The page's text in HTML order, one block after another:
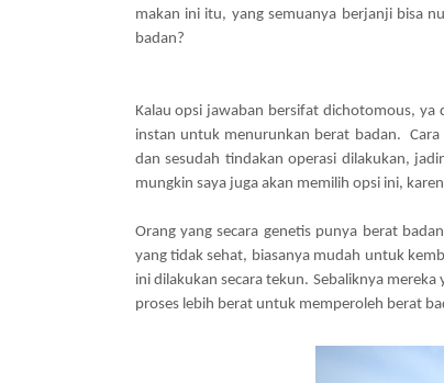
makan ini itu, yang semuanya berjanji bisa
badan?
Kalau opsi jawaban bersifat dichotomous, ya
instan untuk menurunkan berat badan.
dan sesudah tindakan operasi dilakukan,
mungkin saya juga akan memilih opsi ini,
Orang yang secara genetis punya berat
yang tidak sehat, biasanya mudah untuk
ini dilakukan secara tekun. Sebaliknya
proses lebih berat untuk memperoleh berat